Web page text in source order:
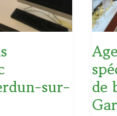
sur-
de